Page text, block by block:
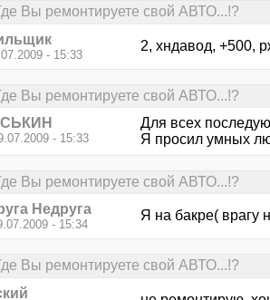
Вы ремонтируете свой АВТО...!?
- 15:33
2, хндавод, +500,
Вы ремонтируете свой АВТО...!?
- 15:33
Для всех
Я просил умных
Вы ремонтируете свой АВТО...!?
Недруга
- 15:34
Я на бакре( врагу
Вы ремонтируете свой АВТО...!?